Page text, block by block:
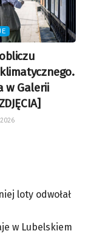
w Galerii
2026
loty odwołał
w Lubelskiem